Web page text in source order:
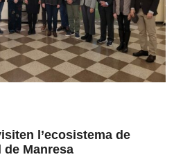
l’ecosistema de
Manresa